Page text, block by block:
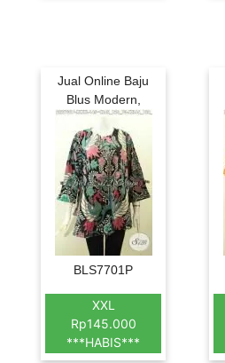
Jual Online Baju
Blus Modern,
BLS7701P
XXL
Rp145.000
***HABIS***